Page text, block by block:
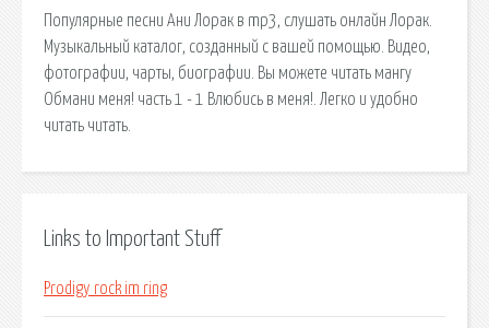
Популярные песни Ани Лорак в mp3, слушать онлайн Лорак.
Музыкальный каталог, созданный с вашей помощью. Видео,
фотографии, чарты, биографии. Вы можете читать мангу
Обмани меня! часть 1 - 1 Влюбись в меня!. Легко и удобно
читать читать.
Links to Important Stuff
Prodigy rock im ring